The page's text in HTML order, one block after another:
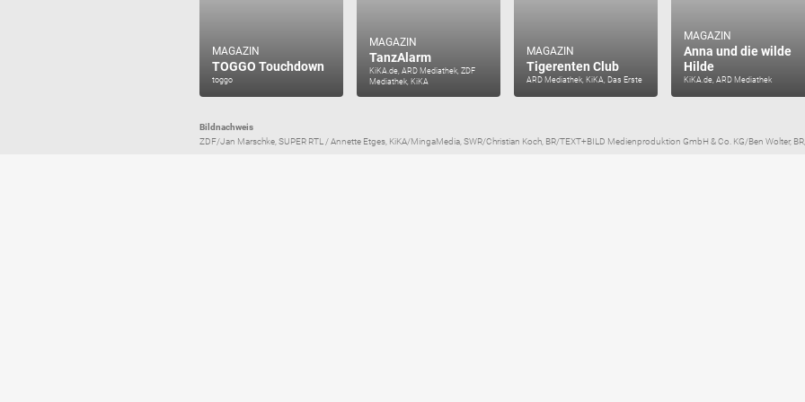
MAGAZIN
TOGGO Touchdown
toggo
MAGAZIN
TanzAlarm
KiKA.de, ARD Mediathek, ZDF
Mediathek, KiKA
MAGAZIN
Tigerenten Club
ARD Mediathek, KiKA, Das Erste
MAGAZIN
Anna und die wilde
Hilde
KiKA.de, ARD Mediathek
Bildnachweis
ZDF/Jan Marschke, SUPER RTL / Annette Etges, KiKA/MingaMedia, SWR/Christian Koch, BR/TEXT+BILD Medienproduktion GmbH & Co. KG/Ben Wolter,